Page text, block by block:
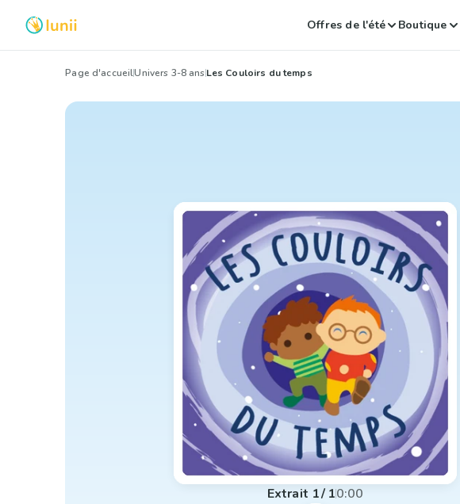
Offres de l'été Boutique
Page d'accueilUnivers 3-8 ansLes Couloirs du temps
Extrait 1/ 10:00